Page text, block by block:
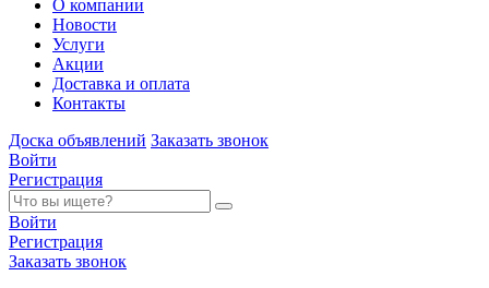
О компании
Новости
Услуги
Акции
Доставка и оплата
Контакты
Доска объявлений Заказать звонок
Войти
Регистрация
Войти
Регистрация
Заказать звонок